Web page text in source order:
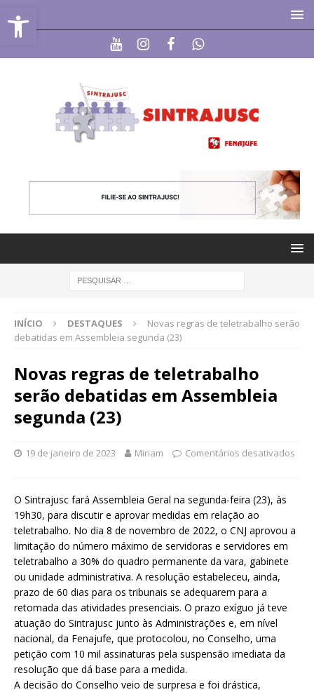
Abrir a barra de ferramentas
INÍCIO DESTAQUES
Novas regras de teletrabalho serão
debatidas em Assembleia segunda (23)
Novas regras de teletrabalho
serão debatidas em Assembleia
segunda (23)
19 de janeiro de 2023 Miriam Comentários desativados
O Sintrajusc fará Assembleia Geral na segunda-feira (23), às
19h30, para discutir e aprovar medidas em relação ao
teletrabalho. No dia 8 de novembro de 2022, o CNJ aprovou a
limitação do número máximo de servidoras e servidores em
teletrabalho a 30% do quadro permanente da vara, gabinete
ou unidade administrativa. A resolução estabeleceu, ainda,
prazo de 60 dias para os tribunais se adequarem para a
retomada das atividades presenciais. O prazo exíguo já teve
atuação do Sintrajusc junto às Administrações e, em nível
nacional, da Fenajufe, que protocolou, no Conselho, uma
petição com 10 mil assinaturas pela suspensão imediata da
resolução que dá base para a medida.
A decisão do Conselho veio de surpresa e foi drástica,